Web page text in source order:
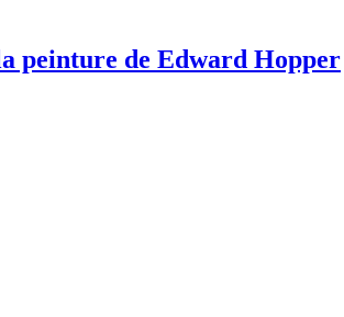
peinture de Edward Hopper